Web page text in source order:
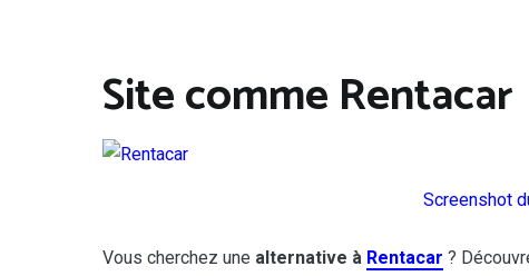
Site comme Rentacar
Screenshot
Vous cherchez une alternative à Rentacar ?